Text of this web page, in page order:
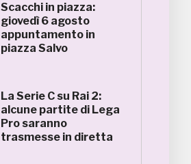
Scacchi in piazza:
giovedì 6 agosto
appuntamento in
piazza Salvo
La Serie C su Rai 2:
alcune partite di Lega
Pro saranno
trasmesse in diretta